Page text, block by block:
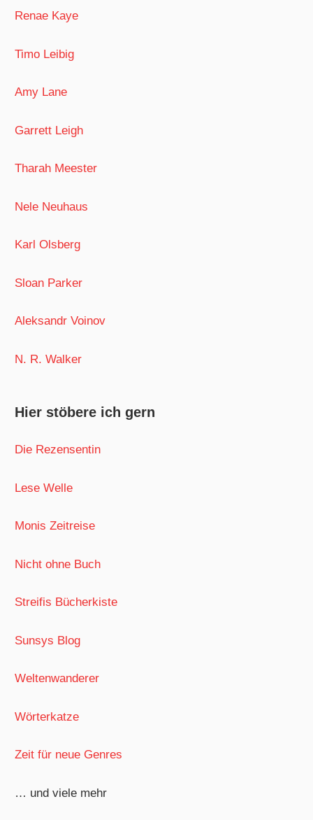
Renae Kaye
Timo Leibig
Amy Lane
Garrett Leigh
Tharah Meester
Nele Neuhaus
Karl Olsberg
Sloan Parker
Aleksandr Voinov
N. R. Walker
Hier stöbere ich gern
Die Rezensentin
Lese Welle
Monis Zeitreise
Nicht ohne Buch
Streifis Bücherkiste
Sunsys Blog
Weltenwanderer
Wörterkatze
Zeit für neue Genres
… und viele mehr